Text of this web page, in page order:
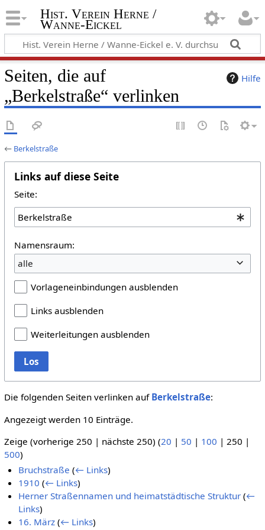
Hist. Verein Herne /
Wanne-Eickel
Hilfe
Seiten, die auf
„Berkelstraße“ verlinken
← Berkelstraße
Links auf diese Seite
Seite:
Namensraum:
alle
Vorlageneinbindungen ausblenden
Links ausblenden
Weiterleitungen ausblenden
Los
Die folgenden Seiten verlinken auf Berkelstraße:
Angezeigt werden 10 Einträge.
Zeige (vorherige 250 | nächste 250) (20 | 50 | 100 | 250 |
500)
Bruchstraße (← Links)
1910 (← Links)
Herner Straßennamen und heimatstädtische Struktur (←
Links)
16. März (← Links)